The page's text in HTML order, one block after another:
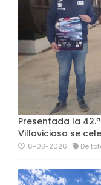
Presentada la
Villaviciosa se
6-08-2026 De